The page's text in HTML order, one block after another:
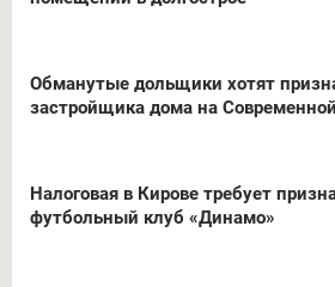
Обманутые дольщики хотят
застройщика дома на Современной
Налоговая в Кирове требует
футбольный клуб «Динамо»